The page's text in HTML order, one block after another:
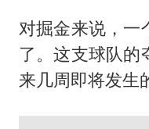
对掘金来说，一
了。这支球队的
来几周即将发生